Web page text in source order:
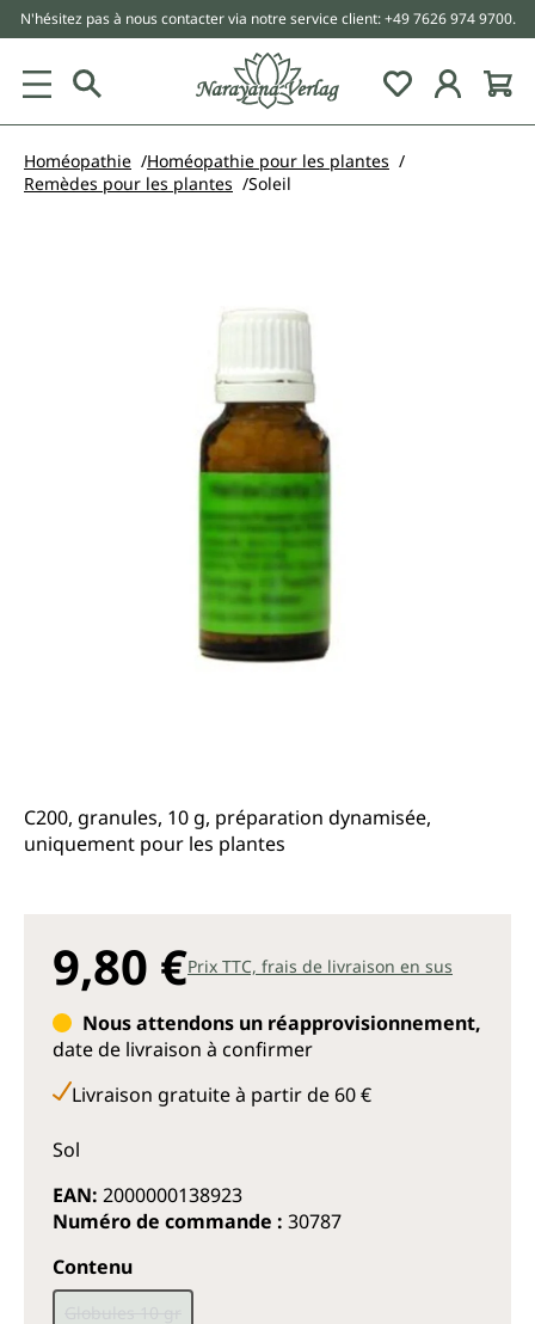
principal
N'hésitez pas à nous contacter via notre service client: +49 7626 974 9700.
Homéopathie
Homéopathie pour les plantes
Remèdes pour les plantes
Soleil
C200, granules, 10 g, préparation dynamisée,
uniquement pour les plantes
9,80 €Prix TTC, frais de livraison en sus
Nous attendons un réapprovisionnement,
date de livraison à confirmer
Livraison gratuite à partir de 60 €
Sol
EAN: 2000000138923
Numéro de commande : 30787
Sélectionnez
Contenu